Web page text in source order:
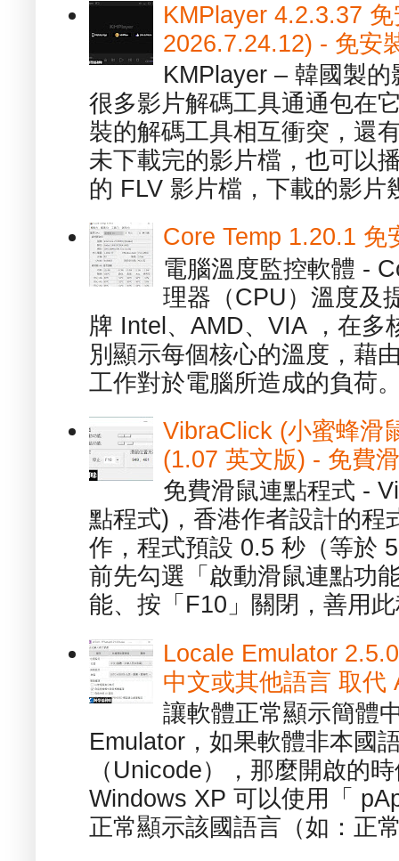
KMPlayer 4.2.3.37
2026.7.24.12) - 免安
KMPlayer – 韓國製
很多影片解碼工具通通包在
裝的解碼工具相互衝突，還
未下載完的影片檔，也可以
的 FLV 影片檔，下載的影片
Core Temp 1.20.1 免
電腦溫度監控軟體 -
理器（CPU）溫度及
牌 Intel、AMD、VIA ，在多
別顯示每個核心的溫度，藉
工作對於電腦所造成的負荷
VibraClick (小蜜蜂滑
(1.07 英文版) - 免費
免費滑鼠連點程式 -
點程式)，香港作者設計的程
作，程式預設 0.5 秒（等於
前先勾選「啟動滑鼠連點功
能、按「F10」關閉，善用
Locale Emulator
中文或其他語言 取代
讓軟體正常顯示簡體
Emulator，如果軟體非本國
（Unicode），那麼開啟的
Windows XP 可以使用「
正常顯示該國語言（如：正